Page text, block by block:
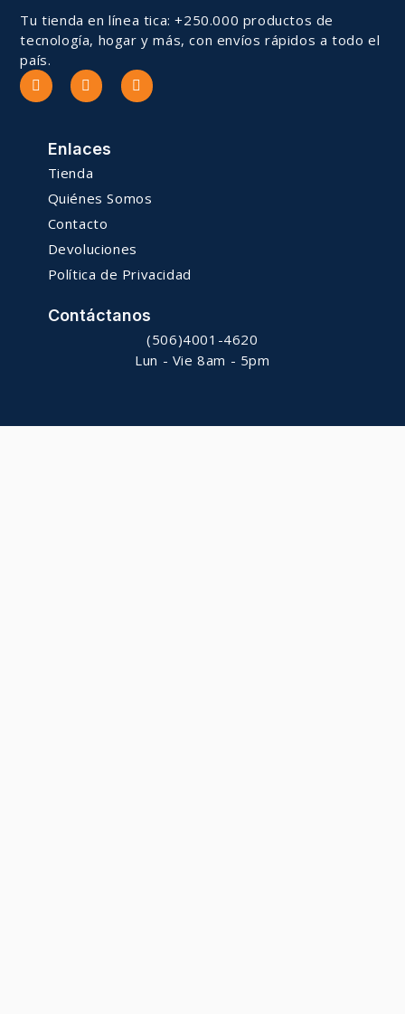
Tu tienda en línea tica: +250.000 productos de
tecnología, hogar y más, con envíos rápidos a todo el
país.
Enlaces
Tienda
Quiénes Somos
Contacto
Devoluciones
Política de Privacidad
Contáctanos
(506)4001-4620
Lun - Vie 8am - 5pm